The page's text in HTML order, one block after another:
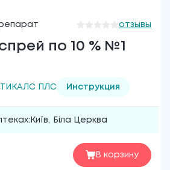
отзывы
по 10 % №1
ПЛС Инструкция
Київ, Біла Церква
В корзину